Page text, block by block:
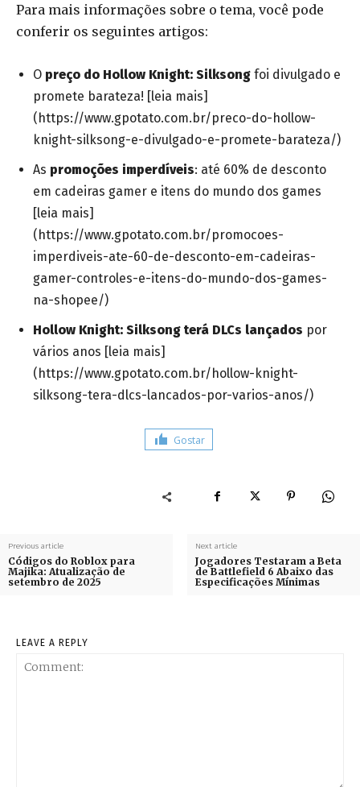
Para mais informações sobre o tema, você pode
conferir os seguintes artigos:
O preço do Hollow Knight: Silksong foi divulgado e
promete barateza! [leia mais]
(https://www.gpotato.com.br/preco-do-hollow-
knight-silksong-e-divulgado-e-promete-barateza/)
As promoções imperdíveis: até 60% de desconto
em cadeiras gamer e itens do mundo dos games
[leia mais]
(https://www.gpotato.com.br/promocoes-
imperdiveis-ate-60-de-desconto-em-cadeiras-
gamer-controles-e-itens-do-mundo-dos-games-
na-shopee/)
Hollow Knight: Silksong terá DLCs lançados por
vários anos [leia mais]
(https://www.gpotato.com.br/hollow-knight-
silksong-tera-dlcs-lancados-por-varios-anos/)
Gostar
Previous article
Códigos do Roblox para
Majika: Atualização de
setembro de 2025
Next article
Jogadores Testaram a Beta
de Battlefield 6 Abaixo das
Especificações Mínimas
LEAVE A REPLY